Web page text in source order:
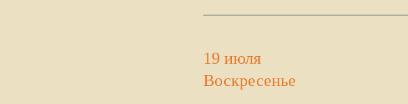
19 июля
Воскресенье